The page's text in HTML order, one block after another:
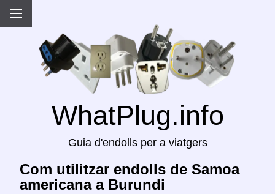
WhatPlug.info
Guia d'endolls per a viatgers
Com utilitzar endolls de Samoa
americana a Burundi